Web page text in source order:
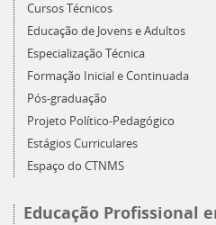
Cursos Técnicos
Educação de Jovens e Adultos
Especialização Técnica
Formação Inicial e Continuada
Pós-graduação
Projeto Político-Pedagógico
Estágios Curriculares
Espaço do CTNMS
Educação Profissional